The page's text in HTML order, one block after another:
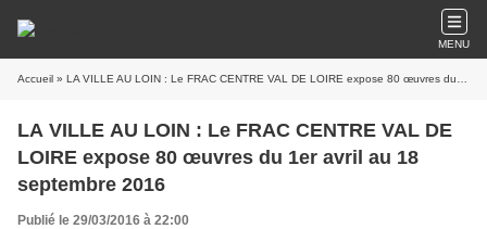
MENU
Accueil » LA VILLE AU LOIN : Le FRAC CENTRE VAL DE LOIRE expose 80 œuvres du 1er avril au 18 septembre 2016
LA VILLE AU LOIN : Le FRAC CENTRE VAL DE
LOIRE expose 80 œuvres du 1er avril au 18
septembre 2016
Publié le 29/03/2016 à 22:00